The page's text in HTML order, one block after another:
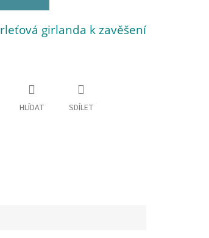
girlanda k zavěšení
HLÍDAT SDÍLET